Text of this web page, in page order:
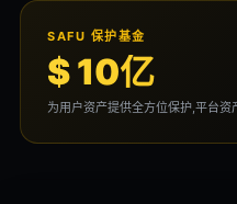
SAFU 保护基金
$ 10亿
为用户资产提供全方位保护,平台资